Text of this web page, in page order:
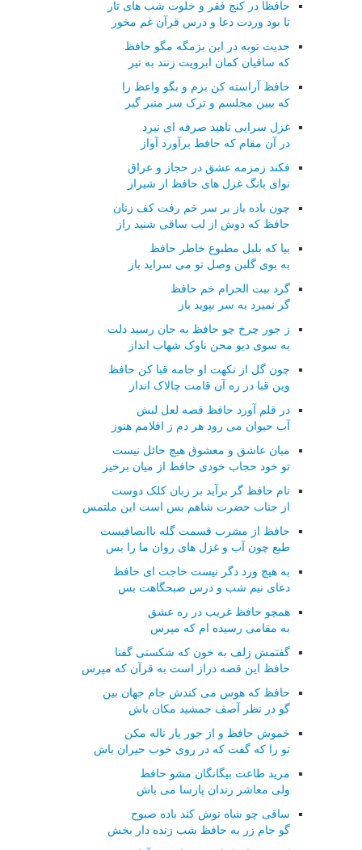
حافظا در کنج فقر و خلوت شب های تار
تا بود وردت دعا و درس قرآن غم مخور
حدیث توبه در این بزمگه مگو حافظ
که ساقیان کمان ابرویت زنند به تیر
حافظ آراسته کن بزم و بگو واعظ را
که ببین مجلسم و ترک سر منبر گیر
غزل سرایی ناهید صرفه ای نبرد
در آن مقام که حافظ برآورد آواز
فکند زمزمه عشق در حجاز و عراق
نوای بانگ غزل های حافظ از شیراز
چون باده باز بر سر خم رفت کف زنان
حافظ که دوش از لب ساقی شنید راز
بیا که بلبل مطبوع خاطر حافظ
به بوی گلبن وصل تو می سراید باز
گرد بیت الحرام خم حافظ
گر نمیرد به سر بپوید باز
ز جور چرخ چو حافظ به جان رسید دلت
به سوی دیو محن ناوک شهاب انداز
چون گل از نکهت او جامه قبا کن حافظ
وین قبا در ره آن قامت چالاک انداز
در قلم آورد حافظ قصه لعل لبش
آب حیوان می رود هر دم ز اقلامم هنوز
میان عاشق و معشوق هیچ حائل نیست
تو خود حجاب خودی حافظ از میان برخیز
نام حافظ گر برآید بر زبان کلک دوست
از جناب حضرت شاهم بس است این ملتمس
حافظ از مشرب قسمت گله ناانصافیست
طبع چون آب و غزل های روان ما را بس
به هیچ ورد دگر نیست حاجت ای حافظ
دعای نیم شب و درس صبحگاهت بس
همچو حافظ غریب در ره عشق
به مقامی رسیده ام که مپرس
گفتمش زلف به خون که شکستی گفتا
حافظ این قصه دراز است به قرآن که مپرس
حافظ که هوس می کندش جام جهان بین
گو در نظر آصف جمشید مکان باش
خموش حافظ و از جور یار ناله مکن
تو را که گفت که در روی خوب حیران باش
مرید طاعت بیگانگان مشو حافظ
ولی معاشر رندان پارسا می باش
ساقی چو شاه نوش کند باده صبوح
گو جام زر به حافظ شب زنده دار بخش